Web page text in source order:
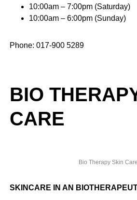
10:00am – 7:00pm (Saturday)
10:00am – 6:00pm (Sunday)
Phone: 017-900 5289
BIO
CARE
Bio Therapy Skin Care
SKINCARE IN AN